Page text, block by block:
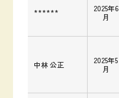
******
2025年6
月
中林 公正
2025年5
月